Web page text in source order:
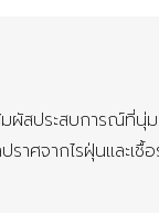
ผัสประสบการณ์ที่
าศจากไรฝุ่นและเ